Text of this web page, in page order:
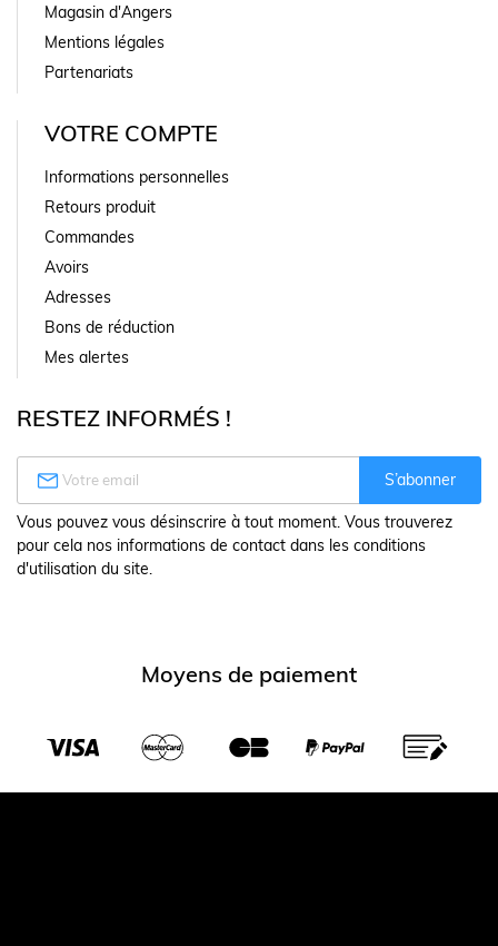
Magasin d'Angers
Mentions légales
Partenariats
VOTRE COMPTE
Informations personnelles
Retours produit
Commandes
Avoirs
Adresses
Bons de réduction
Mes alertes
RESTEZ INFORMÉS !
 S’abonner
Vous pouvez vous désinscrire à tout moment. Vous trouverez
pour cela nos informations de contact dans les conditions
d'utilisation du site.
Moyens de paiement